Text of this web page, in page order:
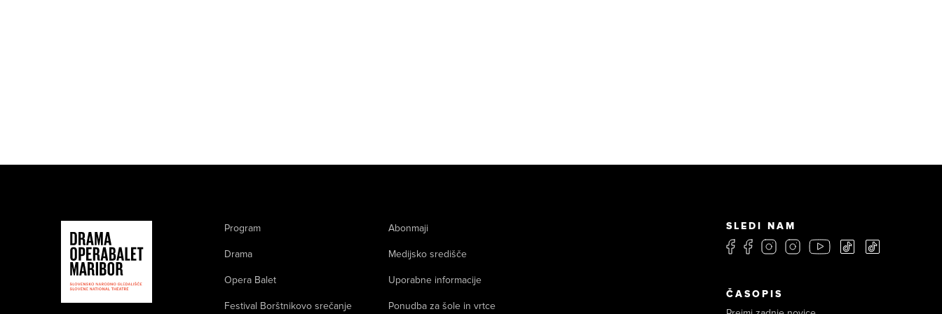
Program
Drama
Opera Balet
Festival Borštnikovo srečanje
Abonmaji
Medijsko središče
Uporabne informacije
Ponudba za šole in vrtce
SLEDI NAM
ČASOPIS